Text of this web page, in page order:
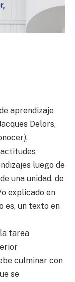
aprendizaje
Delors,
luego de
una unidad, de
explicado en
es, un texto en
tarea
culminar con
se